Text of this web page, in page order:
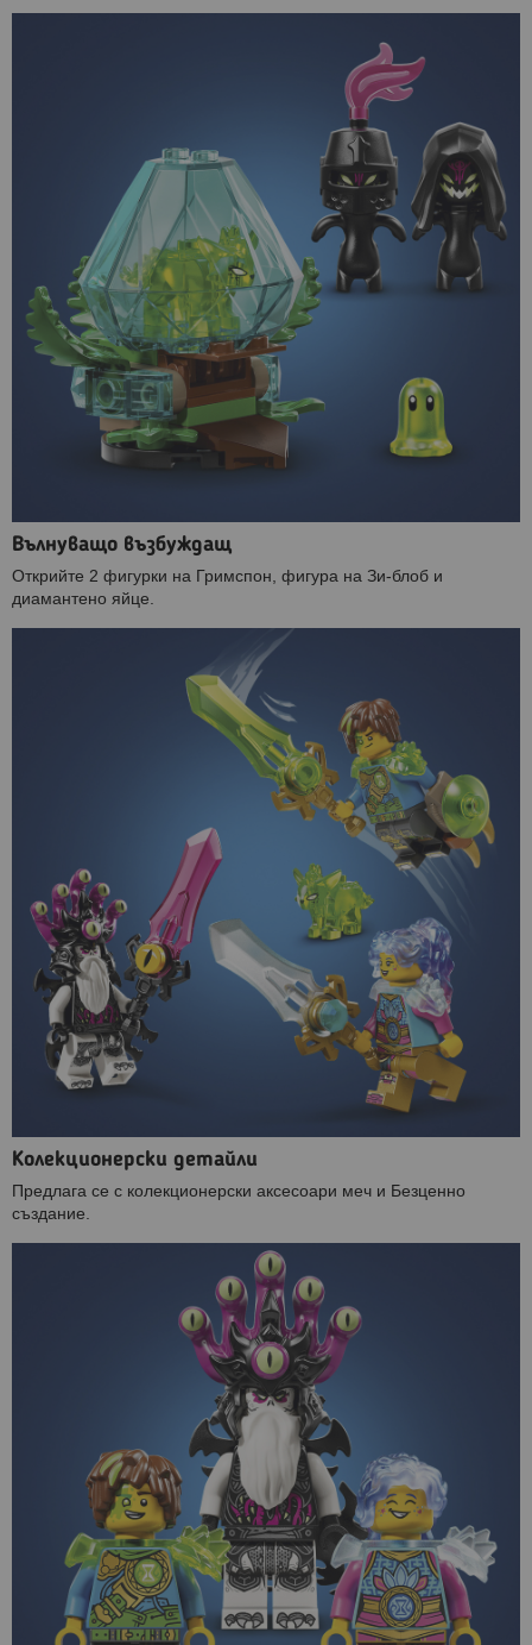
Вълнуващо възбуждащ
Открийте 2 фигурки на Гримспон, фигура на Зи-блоб и
диамантено яйце.
Колекционерски детайли
Предлага се с колекционерски аксесоари меч и Безценно
създание.